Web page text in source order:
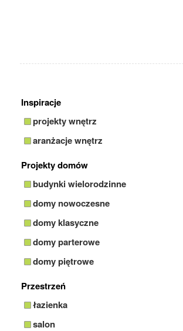
Inspiracje
projekty wnętrz
aranżacje wnętrz
Projekty domów
budynki wielorodzinne
domy nowoczesne
domy klasyczne
domy parterowe
domy piętrowe
Przestrzeń
łazienka
salon